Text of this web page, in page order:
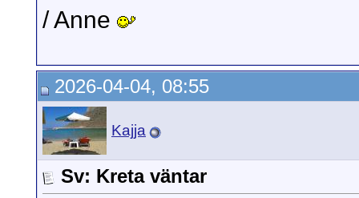
/ Anne
2026-04-04, 08:55
Kajja
Sv: Kreta väntar